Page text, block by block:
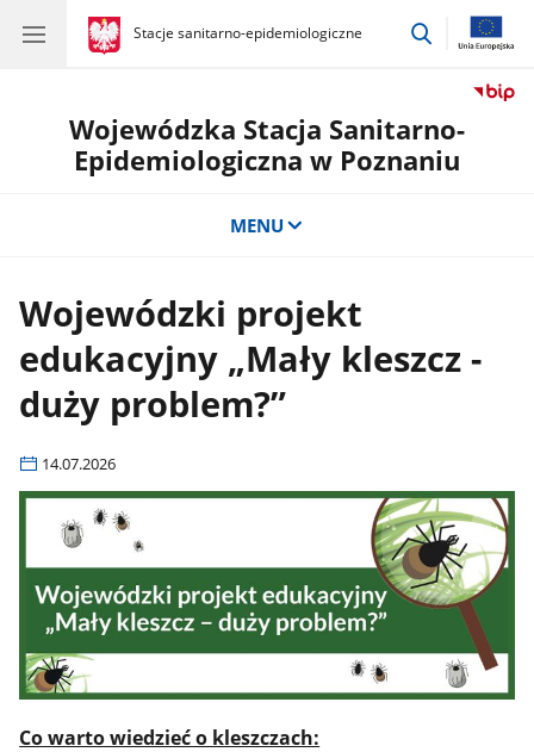
gov.pl
Stacje sanitarno-epidemiologiczne
gov.pl
Stacje
przejdź
Wojewódzka Stacja Sanitarno-
Epidemiologiczna w Poznaniu
MENU
Wojewódzki projekt
edukacyjny „Mały kleszcz -
duży problem?”
14.07.2026
Co warto wiedzieć o kleszczach: